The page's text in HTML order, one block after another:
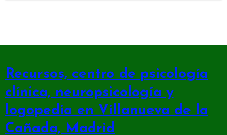
Recursos, centro de psicología
clínica, neuropsicología y
logopedia en Villanueva de la
Cañada, Madrid